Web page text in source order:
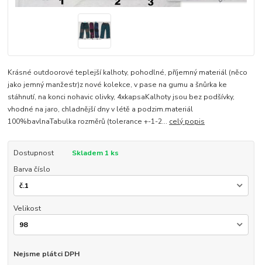
Krásné outdoorové teplejší kalhoty, pohodlné, příjemný materiál (něco
jako jemný manžestr)z nové kolekce, v pase na gumu a šnůrka ke
stáhnutí, na konci nohavic olivky, 4xkapsaKalhoty jsou bez podšívky,
vhodné na jaro, chladnější dny v létě a podzim.materiál
100%bavlnaTabulka rozměrů (tolerance +-1-2... celý popis
Dostupnost
Skladem 1 ks
Barva číslo
Velikost
Nejsme plátci DPH